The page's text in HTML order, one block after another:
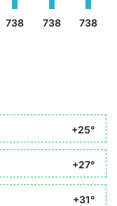
738 738 738
+25°
+27°
+31°